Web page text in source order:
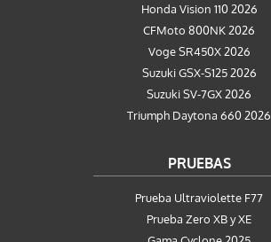
Honda Vision 110 2026
CFMoto 800NK 2026
Voge SR450X 2026
Suzuki GSX-S125 2026
Suzuki SV-7GX 2026
Triumph Daytona 660 2026
PRUEBAS
Prueba Ultraviolette F77
Prueba Zero XB y XE